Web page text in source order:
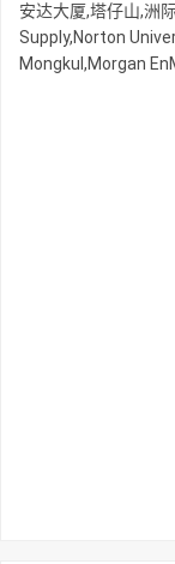
安达大厦,塔仔山,洲
Supply,Norton
Mongkul,Morgan